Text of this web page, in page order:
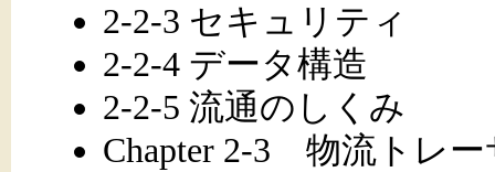
2-2-3 セキュリティ
2-2-4 データ構造
2-2-5 流通のしくみ
Chapter 2-3 物流トレ